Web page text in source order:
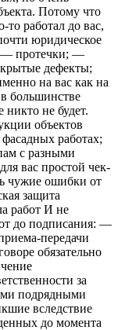
Потому что
то работал до вас,
юридическое
— протечки; —
дефекты;
на вас как на
большинстве
никто не будет.
объектов
работах;
с разными
вас простой чек-
чужие ошибки от
защита
работ И не
до подписания: —
передачи
обязательно
за
подрядными
вследствие
до момента